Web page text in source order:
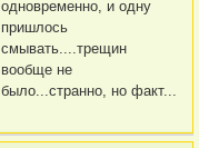
одновременно, и одну
пришлось
смывать....трещин
вообще не
было...странно, но факт...